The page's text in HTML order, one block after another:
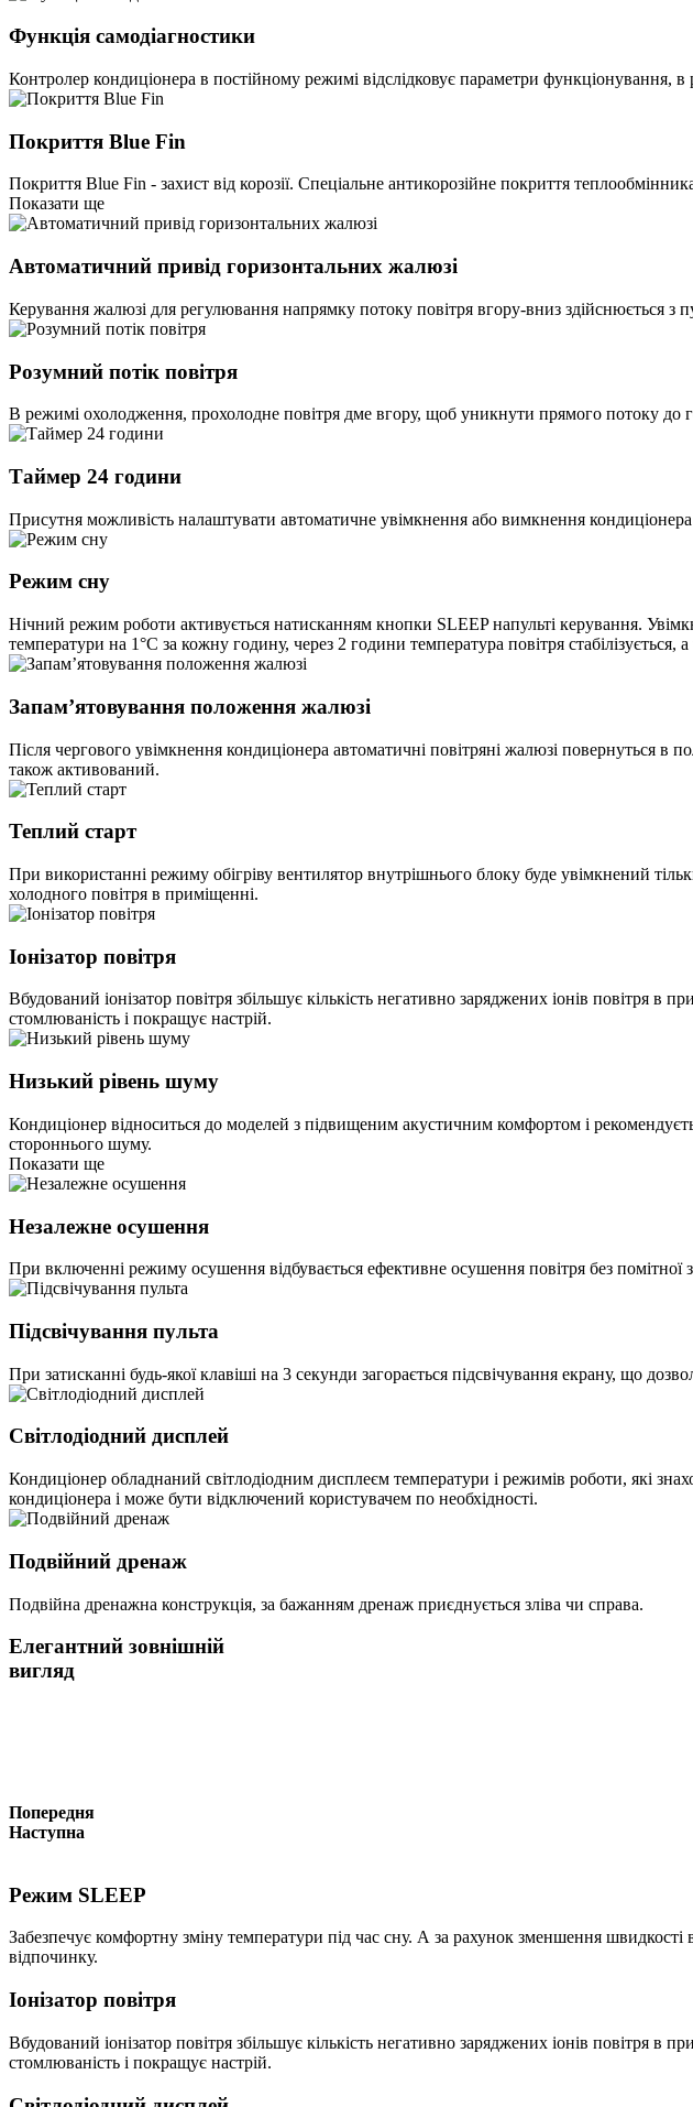
Функція самодіагностики
Контролер кондиціонера в постійному режимі відслідковує параметри функціонування,
Покриття Blue Fin
Покриття Blue Fin - захист від корозії. Спеціальне антикорозійне покриття
Показати ще
Автоматичний привід горизонтальних жалюзі
Керування жалюзі для регулювання напрямку потоку повітря вгору-вниз здійснюється з
Розумний потік повітря
В режимі охолодження, прохолодне повітря дме вгору, щоб уникнути прямого потоку до
Таймер 24 години
Присутня можливість налаштувати автоматичне увімкнення або вимкнення
Режим сну
Нічний режим роботи активується натисканням кнопки SLEEP напульті керування.
температури на 1°С за кожну годину, через 2 години температура повітря
Запам’ятовування положення жалюзі
Після чергового увімкнення кондиціонера автоматичні повітряні жалюзі повернуться
також активований.
Теплий старт
При використанні режиму обігріву вентилятор внутрішнього блоку буде увімкнений
холодного повітря в приміщенні.
Іонізатор повітря
Вбудований іонізатор повітря збільшує кількість негативно заряджених іонів повітря
стомлюваність і покращує настрій.
Низький рівень шуму
Кондиціонер відноситься до моделей з підвищеним акустичним комфортом і
стороннього шуму.
Показати ще
Незалежне осушення
При включенні режиму осушення відбувається ефективне осушення повітря без
Підсвічування пульта
При затисканні будь-якої клавіші на 3 секунди загорається підсвічування екрану, що
Світлодіодний дисплей
Кондиціонер обладнаний світлодіодним дисплеєм температури і режимів роботи, які
кондиціонера і може бути відключений користувачем по необхідності.
Подвійний дренаж
Подвійна дренажна конструкція, за бажанням дренаж приєднується зліва чи справа.
Елегантний зовнішній
вигляд
Попередня
Наступна
Режим SLEEP
Забезпечує комфортну змiну температури пiд час сну. А за рахунок зменшення
вiдпочинку.
Іонізатор повітря
Вбудований іонізатор повітря збільшує кількість негативно заряджених іонів повітря
стомлюваність і покращує настрій.